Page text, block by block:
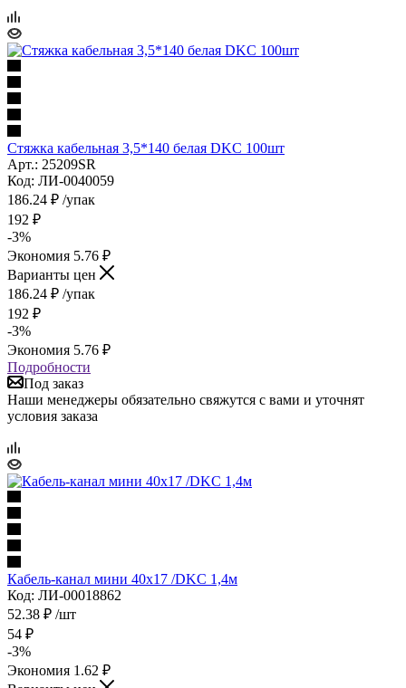
Стяжка кабельная 3,5*140 белая DKC 100шт
Арт.: 25209SR
Код: ЛИ-0040059
186.24 ₽ /упак
192 ₽
-3%
Экономия 5.76 ₽
Варианты цен
186.24 ₽ /упак
192 ₽
-3%
Экономия 5.76 ₽
Подробности
Под заказ
Наши менеджеры обязательно свяжутся с вами и уточнят
условия заказа
Кабель-канал мини 40х17 /DKC 1,4м
Код: ЛИ-00018862
52.38 ₽ /шт
54 ₽
-3%
Экономия 1.62 ₽